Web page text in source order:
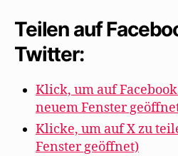
Teilen auf
Twitter:
Klick, um auf
neuem Fenster
Klicke, um auf X zu
Fenster geöffnet)